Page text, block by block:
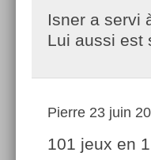
Isner a servi
Lui aussi est
Pierre 23 juin
101 jeux en